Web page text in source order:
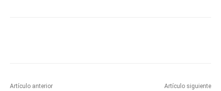
Artículo anterior Artículo siguiente